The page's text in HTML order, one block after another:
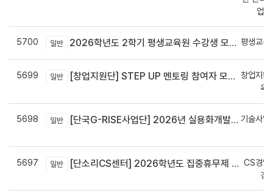
업
5700 일반 2026학년도 2학기 평생교육원 수강생 모집안내 평생교육
5699 일반 [창업지원단] STEP UP 멘토링 참여자 모집(~7월 29일)
창업지원
육
5698 일반 [단국G-RISE사업단] 2026년 실용화개발 지원(Grant) 과제 공고_~8/14(금)까지
기술사업
5697 일반 [단소리CS센터] 2026학년도 집중휴무제 안내 (EMS 및 이메일 발송 접수기한 : 7/24(금) 오후 12시까지)
CS경영
경